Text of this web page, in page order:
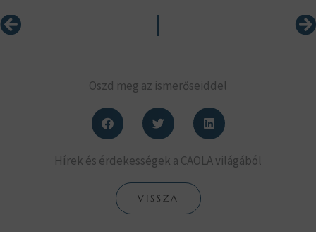
Előző
Oszd meg az ismerőseiddel
Hírek és érdekességek a CAOLA világából
VISSZA